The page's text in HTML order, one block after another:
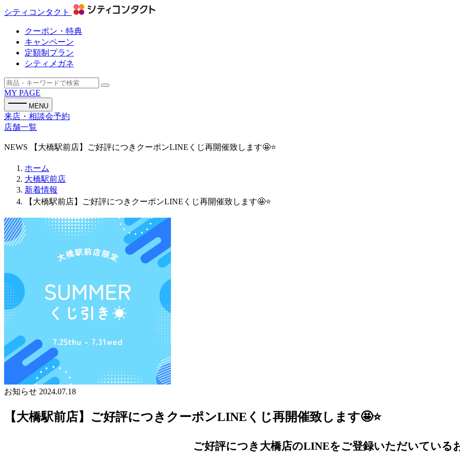
シティコンタクト
クーポン・特典
キャンペーン
定額制プラン
シティメガネ
MY PAGE
MENU
来店・相談会予約
店舗一覧
NEWS 【大橋駅前店】ご好評につきクーポンLINEくじ再開催致します🤩⭐
ホーム
大橋駅前店
新着情報
【大橋駅前店】ご好評につきクーポンLINEくじ再開催致します🤩⭐
お知らせ 2024.07.18
【大橋駅前店】ご好評につきクーポンLINEくじ再開催致します🤩⭐
ご好評につき 大橋店のLINEをご登録いただいている